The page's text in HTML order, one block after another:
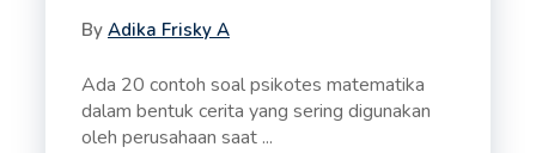
By Adika Frisky A
Ada 20 contoh soal psikotes matematika
dalam bentuk cerita yang sering digunakan
oleh perusahaan saat ...